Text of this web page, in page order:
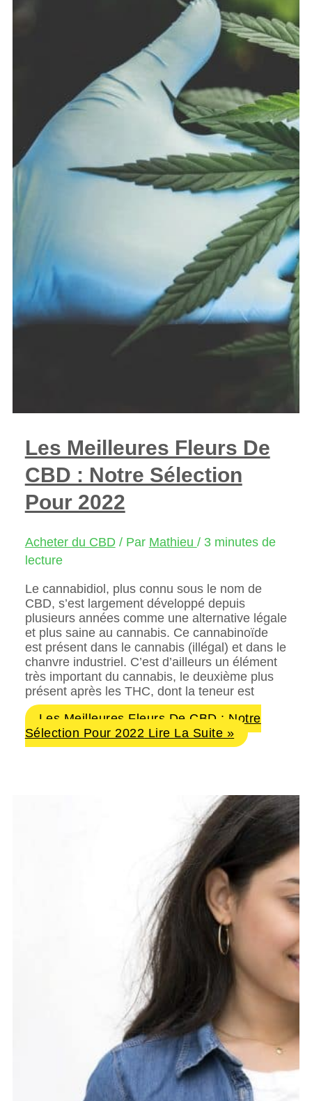
Les Meilleures Fleurs De
CBD : Notre Sélection
Pour 2022
Acheter du CBD / Par Mathieu / 3 minutes de
lecture
Le cannabidiol, plus connu sous le nom de
CBD, s’est largement développé depuis
plusieurs années comme une alternative légale
et plus saine au cannabis. Ce cannabinoïde
est présent dans le cannabis (illégal) et dans le
chanvre industriel. C’est d’ailleurs un élément
très important du cannabis, le deuxième plus
présent après les THC, dont la teneur est
Les Meilleures Fleurs De CBD : Notre
Sélection Pour 2022 Lire La Suite »